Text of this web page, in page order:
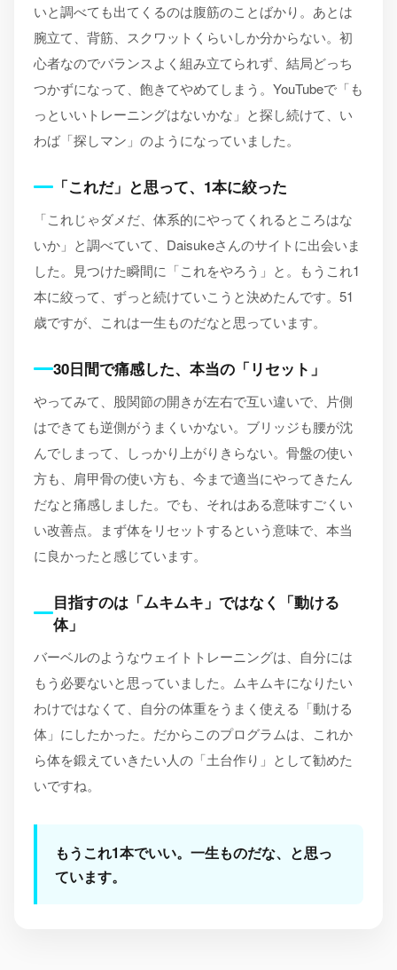
いと調べても出てくるのは腹筋のことばかり。あとは
腕立て、背筋、スクワットくらいしか分からない。初
心者なのでバランスよく組み立てられず、結局どっち
つかずになって、飽きてやめてしまう。YouTubeで「も
っといいトレーニングはないかな」と探し続けて、い
わば「探しマン」のようになっていました。
「これだ」と思って、1本に絞った
「これじゃダメだ、体系的にやってくれるところはな
いか」と調べていて、Daisukeさんのサイトに出会いま
した。見つけた瞬間に「これをやろう」と。もうこれ1
本に絞って、ずっと続けていこうと決めたんです。51
歳ですが、これは一生ものだなと思っています。
30日間で痛感した、本当の「リセット」
やってみて、股関節の開きが左右で互い違いで、片側
はできても逆側がうまくいかない。ブリッジも腰が沈
んでしまって、しっかり上がりきらない。骨盤の使い
方も、肩甲骨の使い方も、今まで適当にやってきたん
だなと痛感しました。でも、それはある意味すごくい
い改善点。まず体をリセットするという意味で、本当
に良かったと感じています。
目指すのは「ムキムキ」ではなく「動ける
体」
バーベルのようなウェイトトレーニングは、自分には
もう必要ないと思っていました。ムキムキになりたい
わけではなくて、自分の体重をうまく使える「動ける
体」にしたかった。だからこのプログラムは、これか
ら体を鍛えていきたい人の「土台作り」として勧めた
いですね。
もうこれ1本でいい。一生ものだな、と思っ
ています。